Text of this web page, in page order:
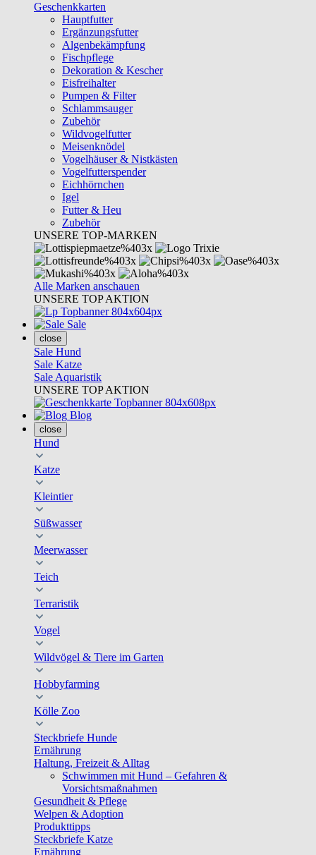
Geschenkkarten
Hauptfutter
Ergänzungsfutter
Algenbekämpfung
Fischpflege
Dekoration & Kescher
Eisfreihalter
Pumpen & Filter
Schlammsauger
Zubehör
Wildvogelfutter
Meisenknödel
Vogelhäuser & Nistkästen
Vogelfutterspender
Eichhörnchen
Igel
Futter & Heu
Zubehör
UNSERE TOP-MARKEN
Alle Marken anschauen
UNSERE TOP AKTION
Sale
close
Sale Hund
Sale Katze
Sale Aquaristik
UNSERE TOP AKTION
Blog
close
Hund
Katze
Kleintier
Süßwasser
Meerwasser
Teich
Terraristik
Vogel
Wildvögel & Tiere im Garten
Hobbyfarming
Kölle Zoo
Steckbriefe Hunde
Ernährung
Haltung, Freizeit & Alltag
Schwimmen mit Hund – Gefahren &
Vorsichtsmaßnahmen
Gesundheit & Pflege
Welpen & Adoption
Produkttipps
Steckbriefe Katze
Ernährung